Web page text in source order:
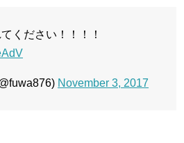
ください！！！！
November 3, 2017